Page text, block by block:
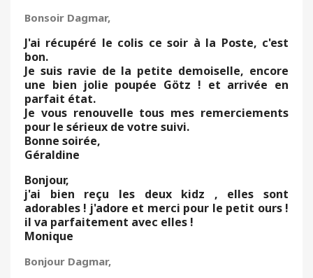
Bonsoir Dagmar,
J'ai récupéré le colis ce soir à la Poste, c'est
bon.
Je suis ravie de la petite demoiselle, encore
une bien jolie poupée Götz ! et arrivée en
parfait état.
Je vous renouvelle tous mes remerciements
pour le sérieux de votre suivi.
Bonne soirée,
Géraldine
Bonjour,
j'ai bien reçu les deux kidz , elles sont
adorables ! j'adore et merci pour le petit ours !
il va parfaitement avec elles !
Monique
Bonjour Dagmar,